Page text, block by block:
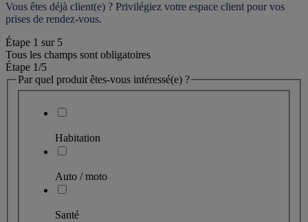
Vous êtes déjà client(e) ? Privilégiez votre espace client pour vos
prises de rendez-vous.
Étape 1 sur 5
Tous les champs sont obligatoires
Étape 1/5
Par quel produit êtes-vous intéressé(e) ?
Habitation
Auto / moto
Santé